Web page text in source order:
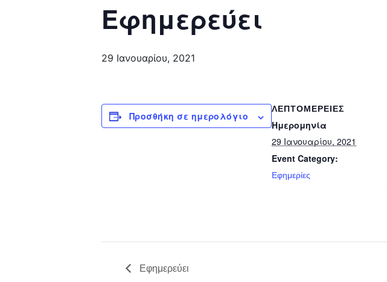
Εφημερεύει
29 Ιανουαρίου, 2021
Προσθήκη σε ημερολόγιο
ΛΕΠΤΟΜΈΡΕΙΕΣ
Ημερομηνία
29 Ιανουαρίου, 2021
Event Category:
Εφημερίες
Εφημερεύει